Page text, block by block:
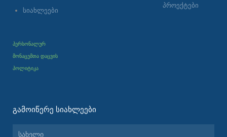
სიახლეები
პერსონალურ
მონაცემთა დაცვის
პოლიტიკა
პროექტები
ᲒᲐᲛᲝᲘᲬᲔᲠᲔ ᲡᲘᲐᲮᲚᲔᲔᲑᲘ
სახელი